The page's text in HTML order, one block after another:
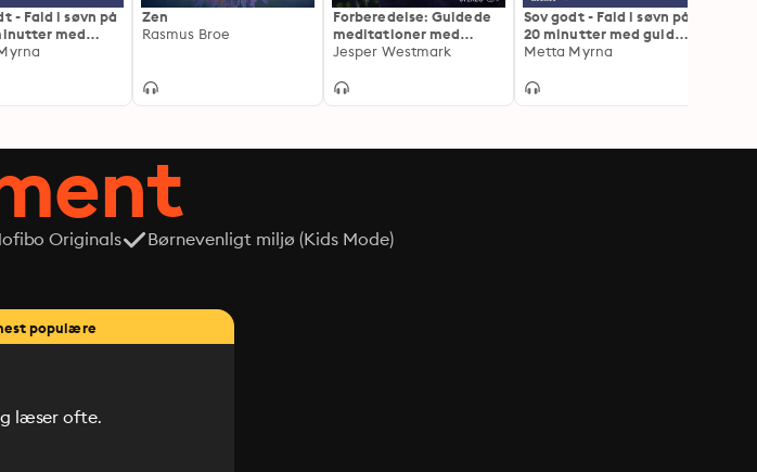
- Fald i søvn på
med
Zen
Rasmus Broe
Forberedelse: Guidede
meditationer med
Jesper Westmark
Jesper Westmark
Sov godt - Fald i søvn på
20 minutter med guidet
meditation
Metta Myrna
Originals
Børnevenligt miljø (Kids Mode)
populære
læser ofte.